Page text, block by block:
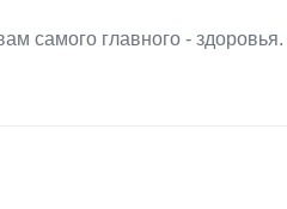
самого главного -